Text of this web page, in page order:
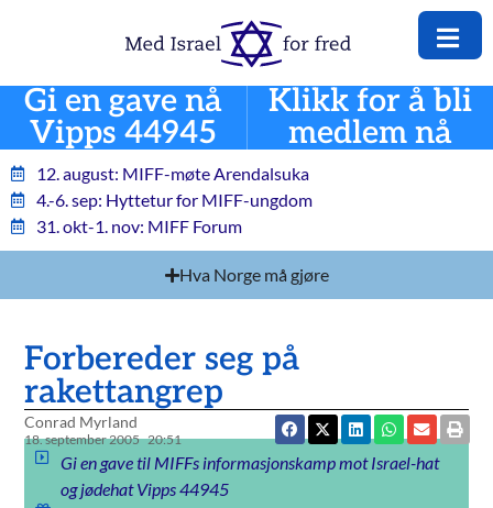
Gi en gave nå
Vipps 44945
Klikk for å bli
medlem nå
12. august: MIFF-møte Arendalsuka
4.-6. sep: Hyttetur for MIFF-ungdom
31. okt-1. nov: MIFF Forum
Hva Norge må gjøre
Forbereder seg på
rakettangrep
Conrad Myrland
18. september 2005 20:51
Gi en gave til MIFFs informasjonskamp mot Israel-hat
og jødehat Vipps 44945